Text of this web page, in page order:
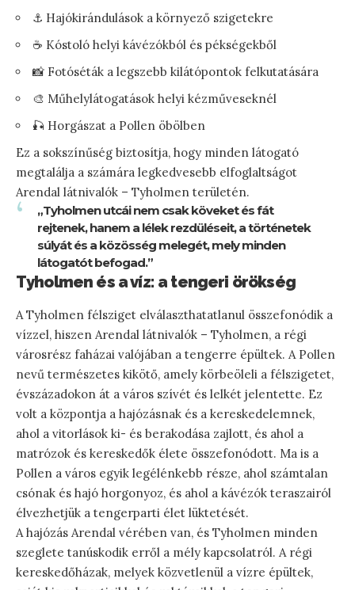
⚓️ Hajókirándulások a környező szigetekre
☕️ Kóstoló helyi kávézókból és pékségekből
📸 Fotóséták a legszebb kilátópontok felkutatására
🎨 Műhelylátogatások helyi kézműveseknél
🎣 Horgászat a Pollen öbölben
Ez a sokszínűség biztosítja, hogy minden látogató
megtalálja a számára legkedvesebb elfoglaltságot
Arendal látnivalók – Tyholmen területén.
„Tyholmen utcái nem csak köveket és fát
rejtenek, hanem a lélek rezdüléseit, a történetek
súlyát és a közösség melegét, mely minden
látogatót befogad.”
Tyholmen és a víz: a tengeri örökség
A Tyholmen félsziget elválaszthatatlanul összefonódik a
vízzel, hiszen Arendal látnivalók – Tyholmen, a régi
városrész faházai valójában a tengerre épültek. A Pollen
nevű természetes kikötő, amely körbeöleli a félszigetet,
évszázadokon át a város szívét és lelkét jelentette. Ez
volt a központja a hajózásnak és a kereskedelemnek,
ahol a vitorlások ki- és berakodása zajlott, és ahol a
matrózok és kereskedők élete összefonódott. Ma is a
Pollen a város egyik legélénkebb része, ahol számtalan
csónak és hajó horgonyoz, és ahol a kávézók teraszairól
élvezhetjük a tengerparti élet lüktetését.
A hajózás Arendal vérében van, és Tyholmen minden
szeglete tanúskodik erről a mély kapcsolatról. A régi
kereskedőházak, melyek közvetlenül a vízre épültek,